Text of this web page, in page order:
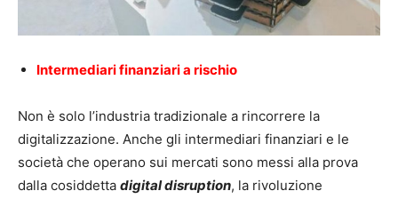
Intermediari finanziari a rischio
Non è solo l’industria tradizionale a rincorrere la
digitalizzazione. Anche gli intermediari finanziari e le
società che operano sui mercati sono messi alla prova
dalla cosiddetta digital disruption, la rivoluzione